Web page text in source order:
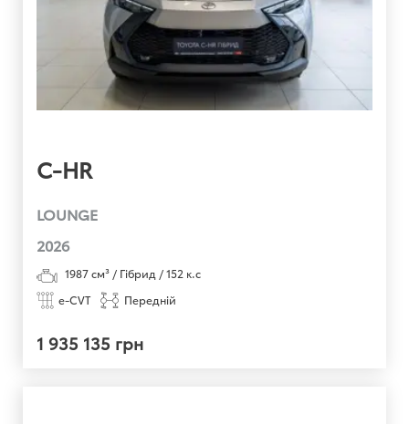
C-HR
LOUNGE
2026
1987см³ / Гібрид /152 к.с
e-CVT
Передній
1 935 135 грн